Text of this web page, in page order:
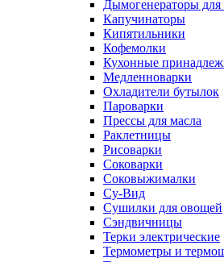
Дымогенераторы для
Капучинаторы
Кипятильники
Кофемолки
Кухонные
Медленноварки
Охладители бутылок
Пароварки
Прессы для масла
Раклетницы
Рисоварки
Соковарки
Соковыжималки
Су-Вид
Сушилки для овощей
Сэндвичницы
Терки электрические
Термометры и